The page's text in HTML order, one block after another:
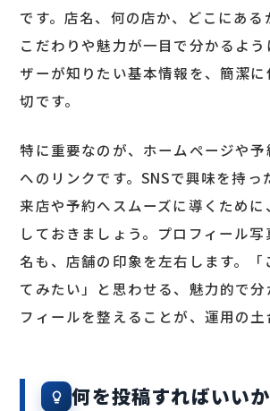
です。店名、何の店か、どこにある
こだわりや魅力が一目で分かるよう
ザーが知りたい基本情報を、簡潔
切です。
特に重要なのが、ホームページや
へのリンクです。SNSで興味を持っ
来店や予約へスムーズに導くために
しておきましょう。プロフィール写
名も、店舗の印象を左右します。「
てみたい」と思わせる、魅力的で
フィールを整えることが、運用の土
何を投稿すればいいか